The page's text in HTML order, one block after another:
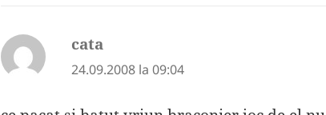
cata
24.09.2008 la 09:04